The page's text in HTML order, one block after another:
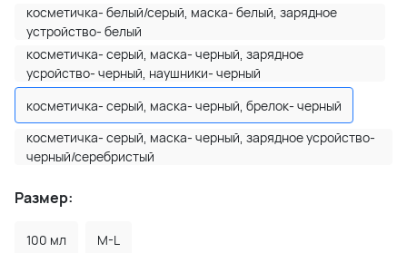
косметичка- белый/серый, маска- белый, зарядное
устройство- белый
косметичка- серый, маска- черный, зарядное
усройство- черный, наушники- черный
косметичка- серый, маска- черный, брелок- черный
косметичка- серый, маска- черный, зарядное усройство-
черный/серебристый
Размер:
100 мл M-L